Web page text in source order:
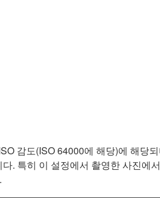
감도(ISO 64000에 해당)에 해당
. 특히 이 설정에서 촬영한 사진에